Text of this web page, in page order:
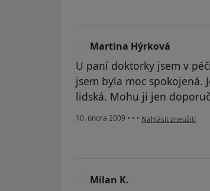
Martina Hýrková
U paní doktorky jsem v
jsem byla moc spokojená.
lidská. Mohu ji jen
10. února 2009 • • • podle názoru
Nahlásit zneužití
Milan K.